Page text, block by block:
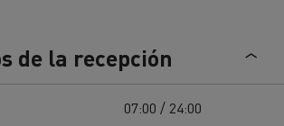
de la recepción
07:00 / 24:00